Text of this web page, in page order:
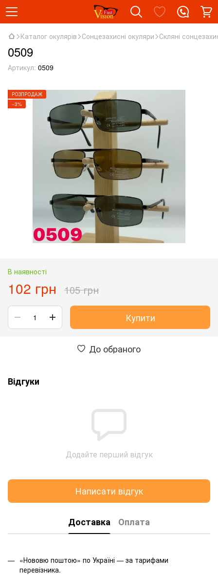
Каталог окулярів Сонцезахисні окуляри Скляні
0509
Артикул: 0509
РОЗПРОДАЖ
−3%
В наявності
102 грн 105 грн
Купити
До обраного
Відгуки
Додайте перший відгук
Написати відгук
Доставка Оплата
«Нововю поштою» по Україні — за тарифами
перевізника.